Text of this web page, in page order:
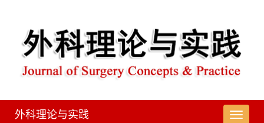
导
外科理论与实践